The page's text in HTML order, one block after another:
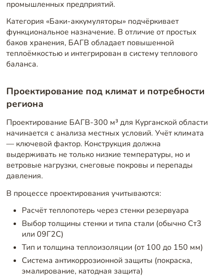
промышленных предприятий.
Категория «Баки-аккумуляторы» подчёркивает
функциональное назначение. В отличие от простых
баков хранения, БАГВ обладает повышенной
теплоёмкостью и интегрирован в систему теплового
баланса.
Проектирование под климат и потребности
региона
Проектирование БАГВ-300 м³ для Курганской области
начинается с анализа местных условий. Учёт климата
— ключевой фактор. Конструкция должна
выдерживать не только низкие температуры, но и
ветровые нагрузки, снеговые покровы и перепады
давления.
В процессе проектирования учитываются:
Расчёт теплопотерь через стенки резервуара
Выбор толщины стенки и типа стали (обычно Ст3
или 09Г2С)
Тип и толщина теплоизоляции (от 100 до 150 мм)
Система антикоррозионной защиты (покраска,
эмалирование, катодная защита)